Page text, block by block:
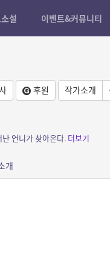
설 이벤트&커뮤니티
후원 작가소개
언니가 찾아온다. 더보기
개